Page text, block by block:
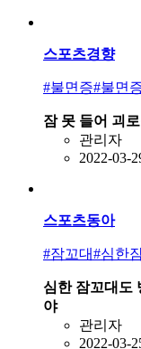
스포츠경향
#불면증#불면
잠 못 들어 괴
관리자
2022-03-
스포츠동아
#잠꼬대#심한
심한 잠꼬대도
야
관리자
2022-03-